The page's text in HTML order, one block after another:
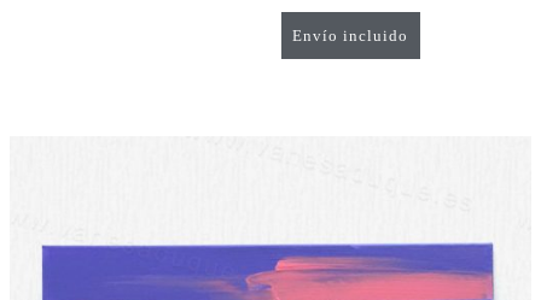
Envío incluido
Añadir al carrito